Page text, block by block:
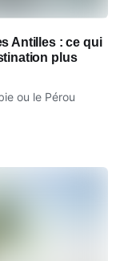
Antilles : ce qui
plus
ou le Pérou